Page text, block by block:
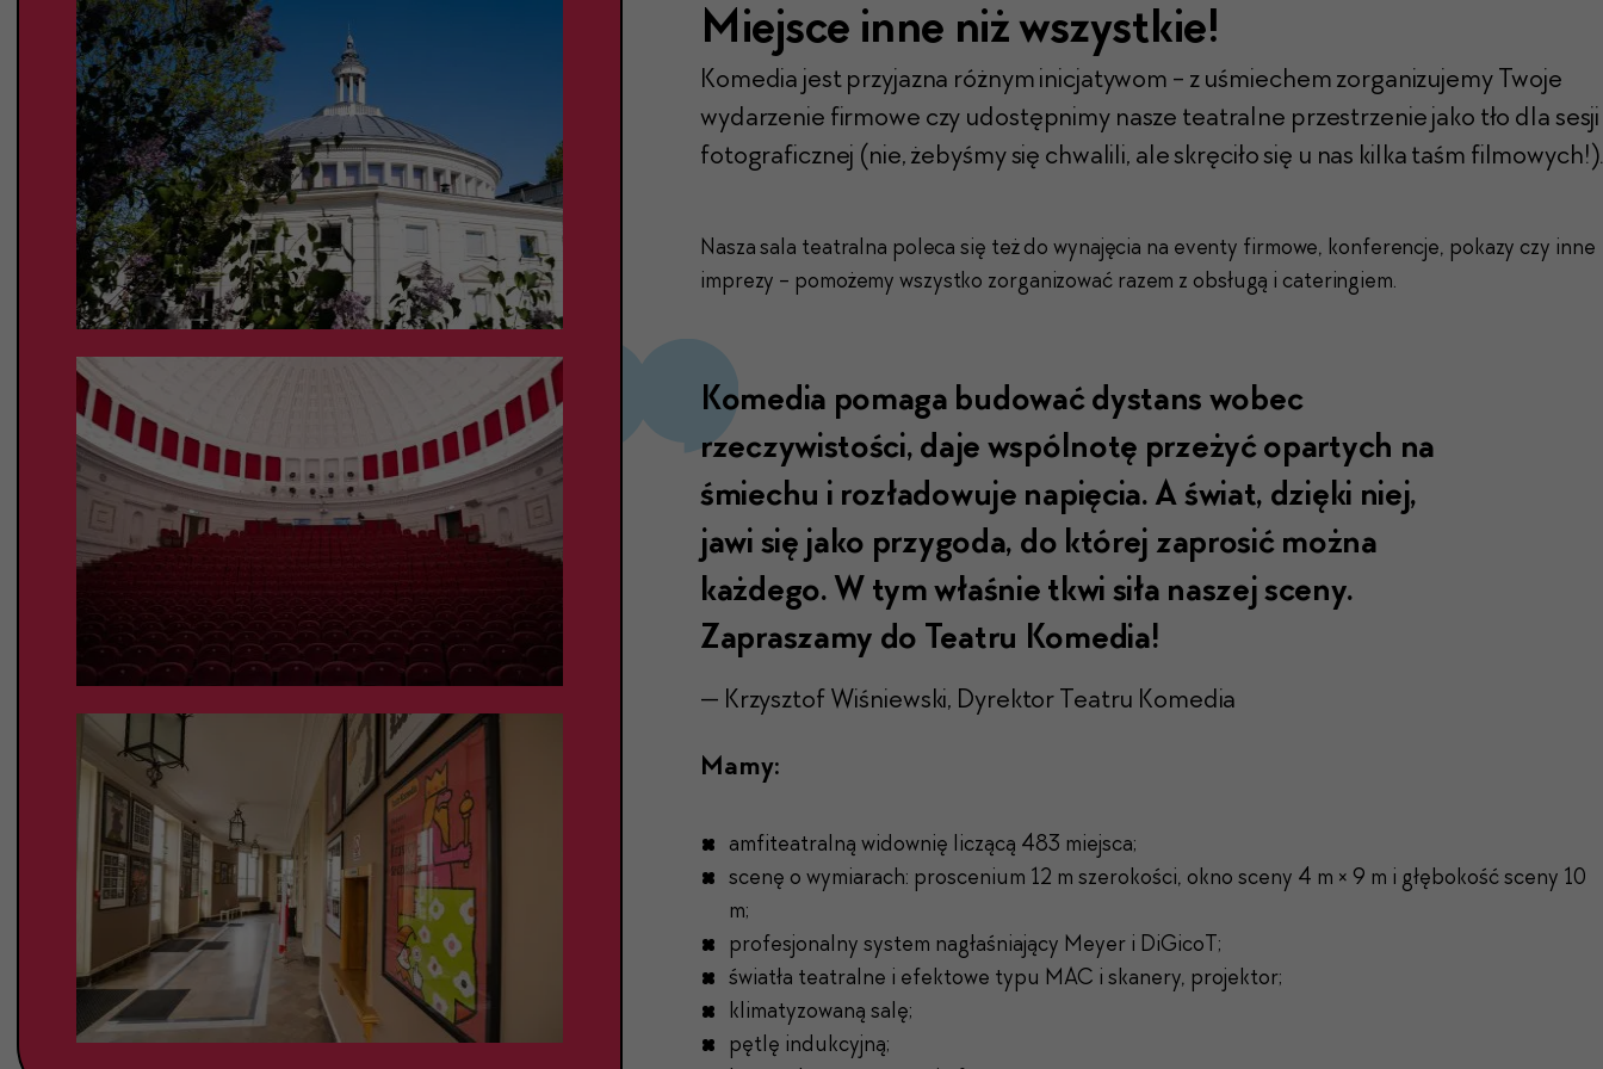
Miejsce inne niż wszystkie!
Komedia jest przyjazna różnym inicjatywom - z uśmiechem zorganizujemy Twoje
wydarzenie firmowe czy udostępnimy nasze teatralne przestrzenie jako tło dla sesji
fotograficznej (nie, żebyśmy się chwalili, ale skręciło się u nas kilka taśm
Nasza sala teatralna poleca się też do wynajęcia na eventy firmowe, konferencje, pokazy czy inne
imprezy - pomożemy wszystko zorganizować razem z obsługą i cateringiem.
Komedia pomaga budować dystans wobec
rzeczywistości, daje wspólnotę przeżyć opartych na
śmiechu i rozładowuje napięcia. A świat, dzięki niej,
jawi się jako przygoda, do której zaprosić można
każdego. W tym właśnie tkwi siła naszej sceny.
Zapraszamy do Teatru Komedia!
— Krzysztof Wiśniewski, Dyrektor Teatru Komedia
Mamy:
amfiteatralną widownię liczącą 483 miejsca;
scenę o wymiarach: proscenium 12 m szerokości, okno sceny 4 m × 9 m i głębokość sceny 10
m;
profesjonalny system nagłaśniający Meyer i DiGicoT;
światła teatralne i efektowe typu MAC i skanery, projektor;
klimatyzowaną salę;
pętlę indukcyjną;